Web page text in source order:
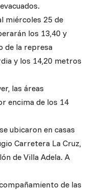
miércoles 25 de
los 13,40 y
de la represa
y los 14,20 metros
las áreas
encima de los 14
ubicaron en casas
Carretera La Cruz,
de Villa Adela. A
de las